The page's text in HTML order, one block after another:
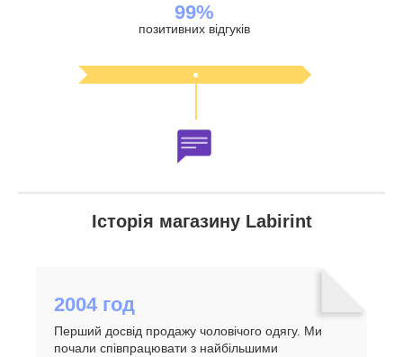
99%
позитивних відгуків
Історія магазину Labirint
2004 год
Перший досвід продажу чоловічого одягу. Ми
почали співпрацювати з найбільшими